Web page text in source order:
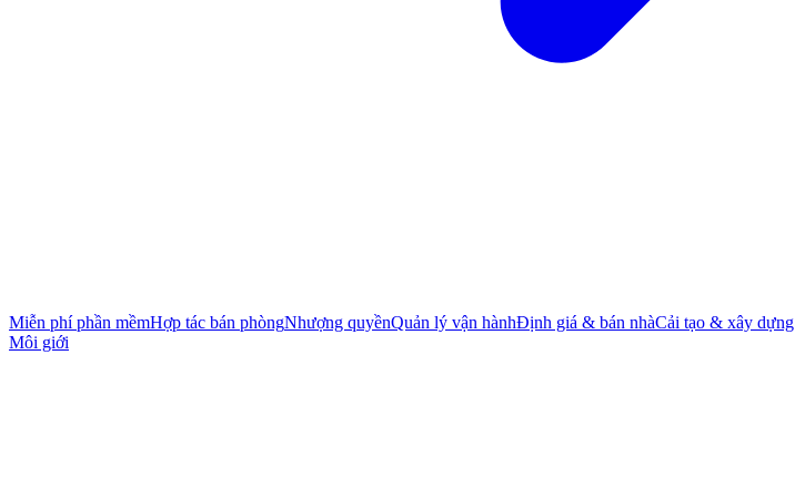
Miễn phí phần mềmHợp tác bán phòngNhượng quyềnQuản lý vận hànhĐịnh giá & bán nhàCải tạo & xây dựng
Môi giới